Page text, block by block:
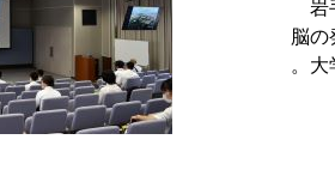
岩
脳
。